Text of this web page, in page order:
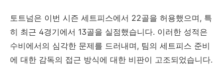
토트넘은 이번 시즌 세트피스에서 22골을 허용했으며, 특
히 최근 4경기에서 13골을 실점했습니다. 이러한 성적은
수비에서의 심각한 문제를 드러내며, 팀의 세트피스 준비
에 대한 감독의 접근 방식에 대한 비판이 고조되었습니다.